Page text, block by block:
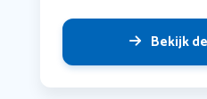
Bekijk